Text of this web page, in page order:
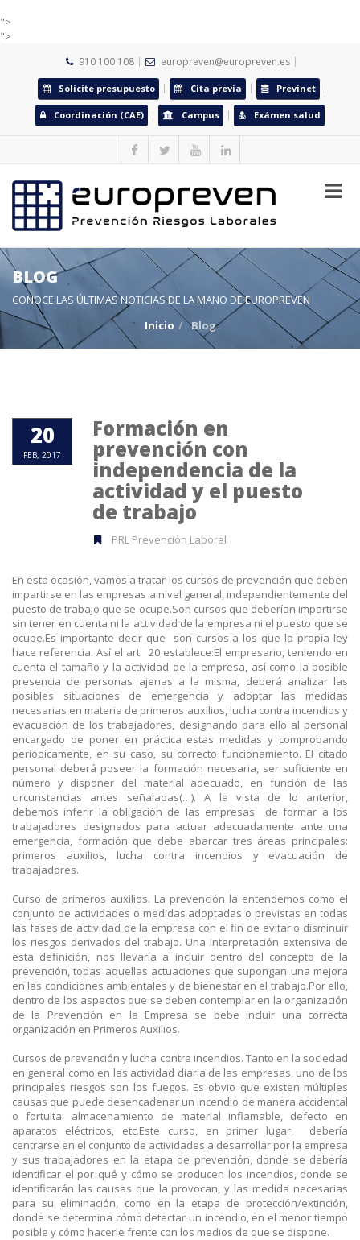
">
">
910 100 108 europreven@europreven.es
Solicite presupuesto Cita previa Previnet
Coordinación (CAE) Campus Exámen salud
BLOG
CONOCE LAS ÚLTIMAS NOTICIAS DE LA MANO DE EUROPREVEN
Inicio
Blog
20
FEB, 2017
Formación en
prevención con
independencia de la
actividad y el puesto
de trabajo
PRL Prevención Laboral
En esta ocasión, vamos a tratar los cursos de prevención que deben
impartirse en las empresas a nivel general, independientemente del
puesto de trabajo que se ocupe.Son cursos que deberían impartirse
sin tener en cuenta ni la actividad de la empresa ni el puesto que se
ocupe.Es importante decir que son cursos a los que la propia ley
hace referencia. Así el art. 20 establece:El empresario, teniendo en
cuenta el tamaño y la actividad de la empresa, así como la posible
presencia de personas ajenas a la misma, deberá analizar las
posibles situaciones de emergencia y adoptar las medidas
necesarias en materia de primeros auxilios, lucha contra incendios y
evacuación de los trabajadores, designando para ello al personal
encargado de poner en práctica estas medidas y comprobando
periódicamente, en su caso, su correcto funcionamiento. El citado
personal deberá poseer la formación necesaria, ser suficiente en
número y disponer del material adecuado, en función de las
circunstancias antes señaladas(…). A la vista de lo anterior,
debemos inferir la obligación de las empresas de formar a los
trabajadores designados para actuar adecuadamente ante una
emergencia, formación que debe abarcar tres áreas principales:
primeros auxilios, lucha contra incendios y evacuación de
trabajadores.
Curso de primeros auxilios. La prevención la entendemos como el
conjunto de actividades o medidas adoptadas o previstas en todas
las fases de actividad de la empresa con el fin de evitar o disminuir
los riesgos derivados del trabajo. Una interpretación extensiva de
esta definición, nos llevaría a incluir dentro del concepto de la
prevención, todas aquellas actuaciones que supongan una mejora
en las condiciones ambientales y de bienestar en el trabajo.Por ello,
dentro de los aspectos que se deben contemplar en la organización
de la Prevención en la Empresa se bebe incluir una correcta
organización en Primeros Auxilios.
Cursos de prevención y lucha contra incendios. Tanto en la sociedad
en general como en las actividad diaria de las empresas, uno de los
principales riesgos son los fuegos. Es obvio que existen múltiples
causas que puede desencadenar un incendio de manera accidental
o fortuita: almacenamiento de material inflamable, defecto en
aparatos eléctricos, etc.Este curso, en primer lugar, debería
centrarse en el conjunto de actividades a desarrollar por la empresa
y sus trabajadores en la etapa de prevención, donde se debería
identificar el por qué y cómo se producen los incendios, donde se
identificarán las causas que la provocan, y las medida necesarias
para su eliminación, como en la etapa de protección/extinción,
donde se determina cómo detectar un incendio, en el menor tiempo
posible y cómo hacerle frente con los medios de que se dispone.